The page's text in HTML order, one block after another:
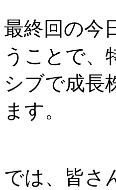
最終回の今
うことで、
シブで成長
ます。
では、皆さ